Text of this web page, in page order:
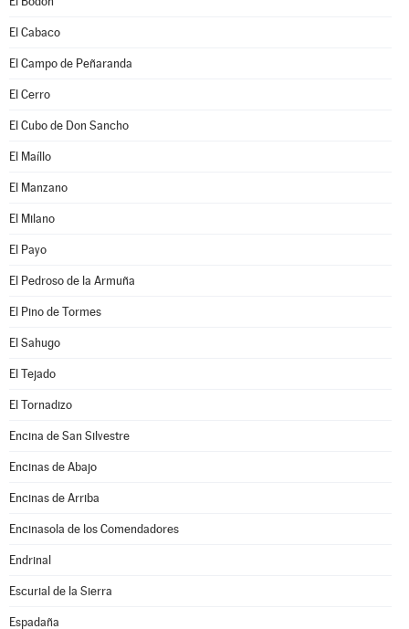
El Cabaco
El Campo de Peñaranda
El Cerro
El Cubo de Don Sancho
El Maíllo
El Manzano
El Milano
El Payo
El Pedroso de la Armuña
El Pino de Tormes
El Sahugo
El Tejado
El Tornadizo
Encina de San Silvestre
Encinas de Abajo
Encinas de Arriba
Encinasola de los Comendadores
Endrinal
Escurial de la Sierra
Espadaña